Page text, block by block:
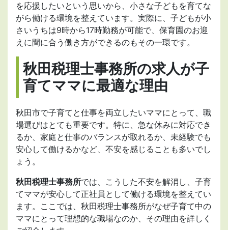
を応援したいという思いから、小さな子どもを育てな
がら働ける環境を整えています。実際に、子どもが小
さいうちは9時から17時勤務が可能で、保育園のお迎
えに間に合う働き方ができるのもその一環です。
秋田税理士事務所の求人が子
育てママに最適な理由
秋田市で子育てと仕事を両立したいママにとって、職
場選びはとても重要です。特に、急な休みに対応でき
るか、家庭と仕事のバランスが取れるか、未経験でも
安心して働けるかなど、不安を感じることも多いでし
ょう。
秋田税理士事務所では、こうした不安を解消し、子育
てママが安心して正社員として働ける環境を整えてい
ます。ここでは、秋田税理士事務所がなぜ子育て中の
ママにとって理想的な職場なのか、その理由を詳しく